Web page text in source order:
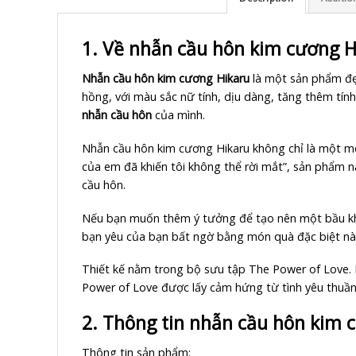
1. Về nhẫn cầu hôn kim cương
Nhẫn cầu hôn kim cương Hikaru là một sản phẩm
hồng, với màu sắc nữ tính, dịu dàng, tăng thêm
nhẫn cầu hôn của mình.
Nhẫn cầu hôn kim cương Hikaru không chỉ là một
của em đã khiến tôi không thể rời mắt”, sản
cầu hôn.
Nếu bạn muốn thêm ý tưởng để tạo nên một bầu
bạn yêu của bạn bất ngờ bằng món quà đặc biệt
Thiết kế nằm trong bộ sưu tập The Power of
Power of Love được lấy cảm hứng từ tình yêu
2. Thông tin nhẫn cầu hôn kim
Thông tin sản phẩm: